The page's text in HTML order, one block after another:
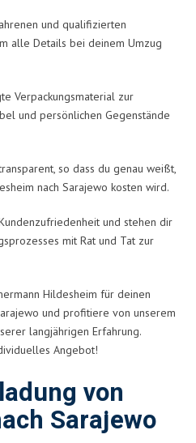
und qualifizierten
alle Details bei deinem Umzug
Verpackungsmaterial zur
und persönlichen Gegenstände
so dass du genau weißt,
nach Sarajewo kosten wird.
und stehen dir
mit Rat und Tat zur
Hildesheim für deinen
und profitiere von unserem
langjährigen Erfahrung.
Angebot!
von
Sarajewo